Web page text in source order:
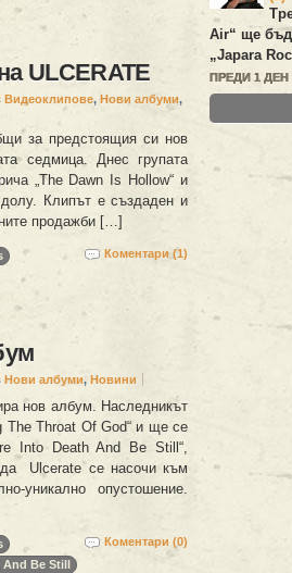
ULCERATE
Видеоклипове, Нови албуми,
за предстоящия си нов
седмица. Днес групата
„The Dawn Is Hollow“ и
Клипът е създаден и
продажби […]
Коментари (1)
Нови албуми, Новини
нов албум. Наследникът
The Throat Of God“ и ще се
Into Death And Be Still“,
Ulcerate се насочи към
уникално опустошение.
Коментари (0)
Be Still
Air“ ще
„Japara
ПРЕДИ 1 ДЕН